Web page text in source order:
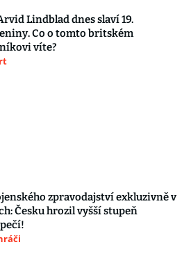
Lindblad dnes slaví 19.
Co o tomto britském
víte?
zpravodajství exkluzivně v
Česku hrozil vyšší stupeň